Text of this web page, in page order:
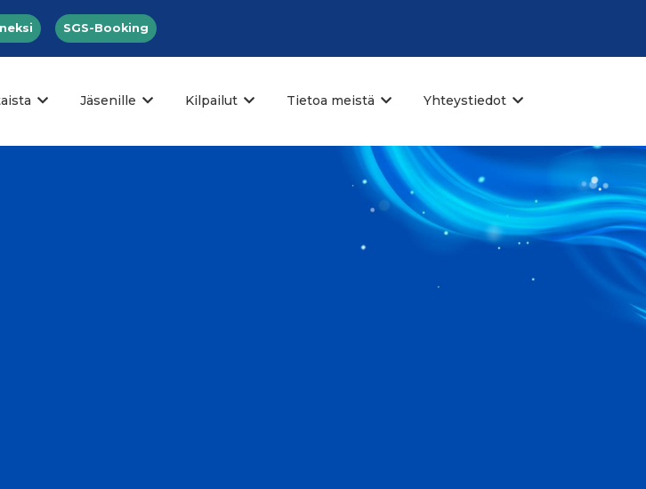
SGS-Booking
Jäsenille Kilpailut Tietoa meistä Yhteystiedot